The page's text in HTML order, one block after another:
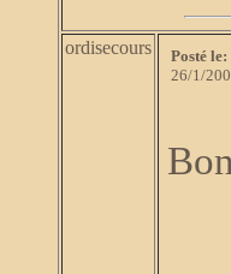
ordisecours
Posté le:
26/1/